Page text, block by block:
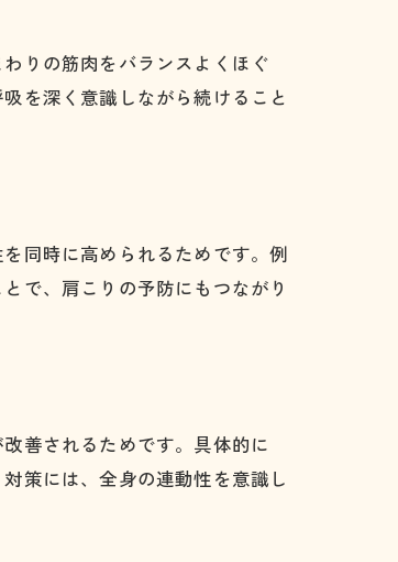
りの筋肉をバランスよくほぐ
を深く意識しながら続けること
同時に高められるためです。例
で、肩こりの予防にもつながり
善されるためです。具体的に
策には、全身の連動性を意識し